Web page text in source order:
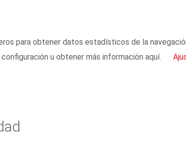
para obtener datos estadísticos de la
u obtener más información aquí.